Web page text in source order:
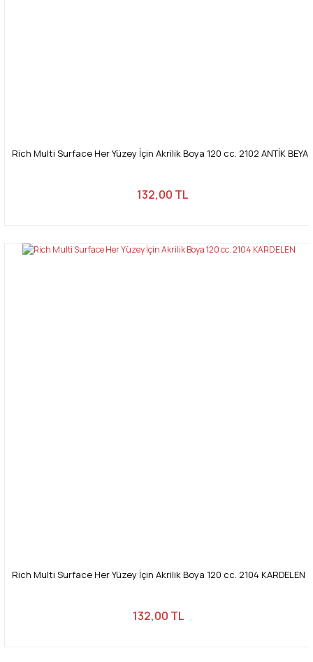
Rich Multi Surface Her Yüzey İçin Akrilik Boya 120 cc. 2102 ANTİK BEYAZ
132,00 TL
Rich Multi Surface Her Yüzey İçin Akrilik Boya 120 cc. 2104 KARDELEN
132,00 TL